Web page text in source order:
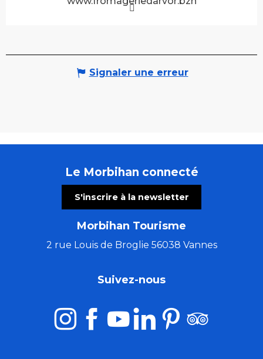
Signaler une erreur
Le Morbihan connecté
S'inscrire à la newsletter
Morbihan Tourisme
2 rue Louis de Broglie 56038 Vannes
Suivez-nous